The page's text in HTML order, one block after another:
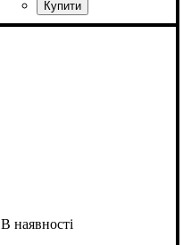
Призначення лампи:
Колір:: Білий
Напруга, V: 12V
Кількість в упаковці: 1 шт.